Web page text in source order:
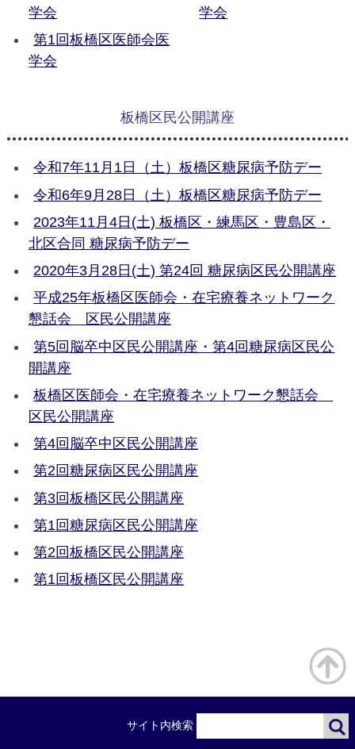
学会
学会
第1回板橋区医師会医
学会
板橋区民公開講座
令和7年11月1日（土）板橋区糖尿病予防デー
令和6年9月28日（土）板橋区糖尿病予防デー
2023年11月4日(土) 板橋区・練馬区・豊島区・
北区合同 糖尿病予防デー
2020年3月28日(土) 第24回 糖尿病区民公開講座
平成25年板橋区医師会・在宅療養ネットワーク
懇話会 区民公開講座
第5回脳卒中区民公開講座・第4回糖尿病区民公
開講座
板橋区医師会・在宅療養ネットワーク懇話会
区民公開講座
第4回脳卒中区民公開講座
第2回糖尿病区民公開講座
第3回板橋区民公開講座
第1回糖尿病区民公開講座
第2回板橋区民公開講座
第1回板橋区民公開講座
サイト内検索